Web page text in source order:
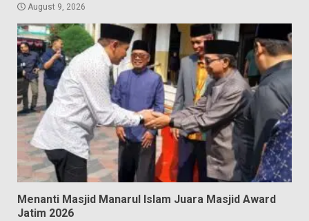
August 9, 2026
Menanti Masjid Manarul Islam Juara Masjid Award
Jatim 2026